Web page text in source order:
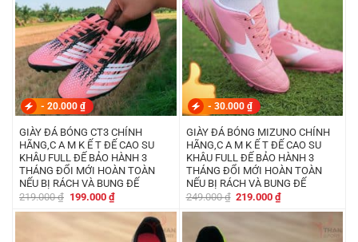
- 20.000 ₫
GIÀY ĐÁ BÓNG CT3 CHÍNH
HÃNG,C A M K Ế T ĐẾ CAO SU
KHÂU FULL ĐẾ BẢO HÀNH 3
THÁNG ĐỔI MỚI HOÀN TOÀN
NẾU BỊ RÁCH VÀ BUNG ĐẾ
219.000₫ Giá
là:
199.000 ₫Giá
hiện
tại
là:
199.000 ₫.
- 30.000 ₫
GIÀY ĐÁ BÓNG MIZUNO CHÍNH
HÃNG,C A M K Ế T ĐẾ CAO SU
KHÂU FULL ĐẾ BẢO HÀNH 3
THÁNG ĐỔI MỚI HOÀN TOÀN
NẾU BỊ RÁCH VÀ BUNG ĐẾ
249.000₫ Giá
là:
219.000₫Giá
tại
219.000 ₫.